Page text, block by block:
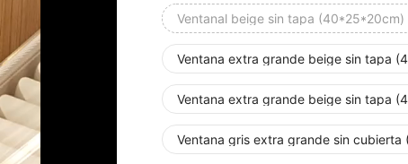
Ventanal beige sin tapa (40*25*20cm)
Ventana extra grande beige sin tapa
Ventana extra grande beige sin tapa
Ventana gris extra grande sin